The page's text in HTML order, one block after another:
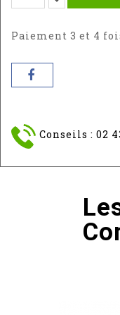
Paiement 3 et 4
Conseils : 02